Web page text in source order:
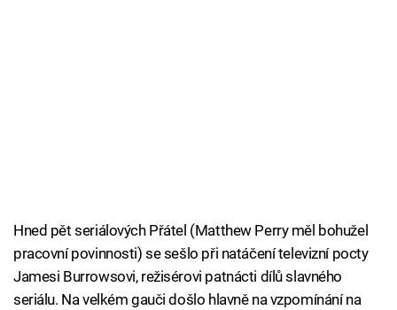
Hned pět seriálových Přátel (Matthew Perry měl bohužel
pracovní povinnosti) se sešlo při natáčení televizní pocty
Jamesi Burrowsovi, režisérovi patnácti dílů slavného
seriálu. Na velkém gauči došlo hlavně na vzpomínání na